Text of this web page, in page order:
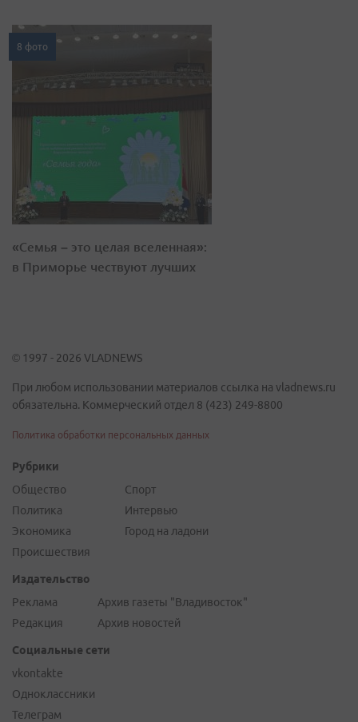
8 фото
«Семья – это целая вселенная»:
в Приморье чествуют лучших
© 1997 - 2026 VLADNEWS
При любом использовании материалов ссылка на vladnews.ru
обязательна. Коммерческий отдел 8 (423) 249-8800
Политика обработки персональных данных
Рубрики
Общество
Политика
Экономика
Происшествия
Спорт
Интервью
Город на ладони
Издательство
Реклама
Редакция
Архив газеты "Владивосток"
Архив новостей
Социальные сети
vkontakte
Одноклассники
Телеграм